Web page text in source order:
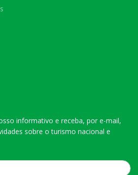
informativo e receba, por e-mail,
sobre o turismo nacional e